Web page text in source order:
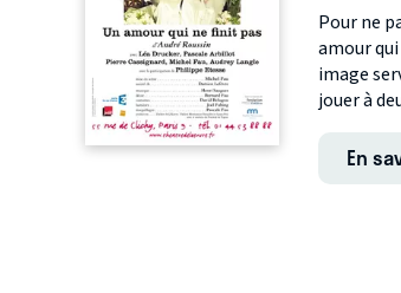
Pour ne
amour
image
jouer à
En